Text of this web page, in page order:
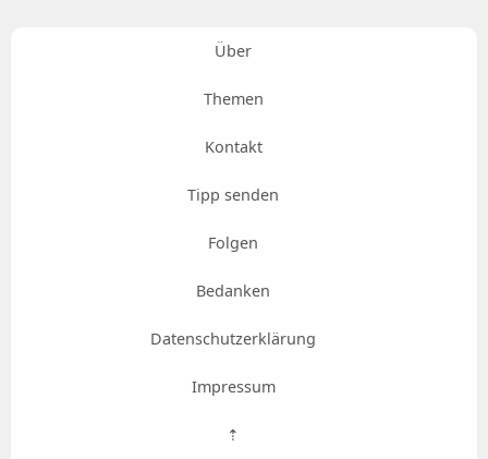
Über
Themen
Kontakt
Tipp senden
Folgen
Bedanken
Datenschutzerklärung
Impressum
⇡